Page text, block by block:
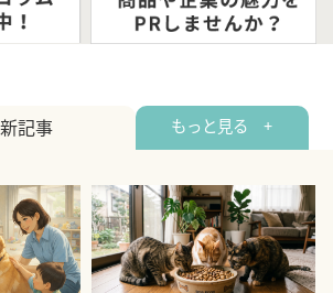
記事 もっと見る +